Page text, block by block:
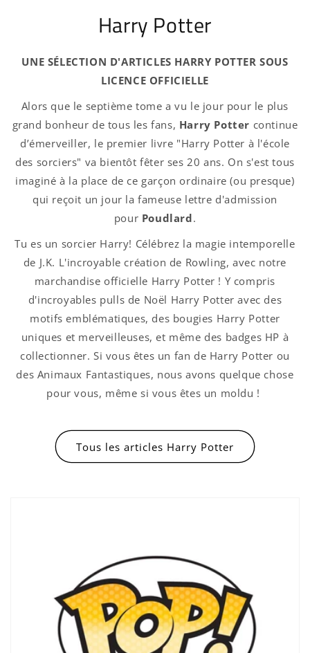
Harry Potter
UNE SÉLECTION D'ARTICLES HARRY POTTER SOUS
LICENCE OFFICIELLE
Alors que le septième tome a vu le jour pour le plus
grand bonheur de tous les fans, Harry Potter continue
d’émerveiller, le premier livre "Harry Potter à l'école
des sorciers" va bientôt fêter ses 20 ans. On s'est tous
imaginé à la place de ce garçon ordinaire (ou presque)
qui reçoit un jour la fameuse lettre d'admission
pour Poudlard.
Tu es un sorcier Harry! Célébrez la magie intemporelle
de J.K. L'incroyable création de Rowling, avec notre
marchandise officielle Harry Potter ! Y compris
d'incroyables pulls de Noël Harry Potter avec des
motifs emblématiques, des bougies Harry Potter
uniques et merveilleuses, et même des badges HP à
collectionner. Si vous êtes un fan de Harry Potter ou
des Animaux Fantastiques, nous avons quelque chose
pour vous, même si vous êtes un moldu !
Tous les articles Harry Potter